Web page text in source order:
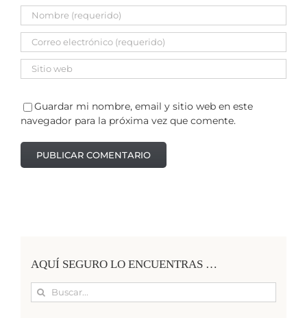
Guardar mi nombre, email y sitio web en este
navegador para la próxima vez que comente.
AQUÍ SEGURO LO ENCUENTRAS …
Buscar: